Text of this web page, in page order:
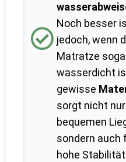
Noch besser
jedoch, wenn
Matratze
wasserdicht
gewisse
sorgt nicht
bequemen
sondern auch
hohe